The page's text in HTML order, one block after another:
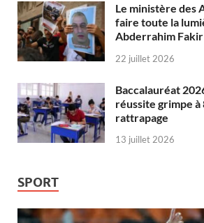
Le ministère des
faire toute la
Abderrahim
22 juillet 2026
Baccalauréat
réussite grimpe à
rattrapage
13 juillet 2026
SPORT